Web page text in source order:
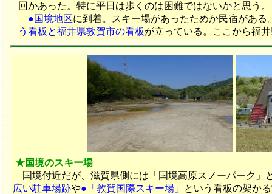
回かあった。特に平日は歩くのは困難ではないかと思う。
●国境地区に到着。スキー場があったためか民宿がある
う看板と福井県敦賀市の看板が立っている。ここから福
★国境のスキー場
国境付近だが、滋賀県側には「国境高原スノーパーク」
広い駐車場跡や●「敦賀国際スキー場」
という看板の架か